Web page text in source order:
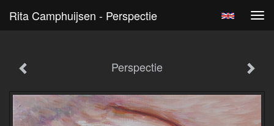
Rita Camphuijsen - Perspectie
Perspectie